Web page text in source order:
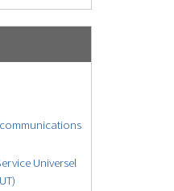
Universel